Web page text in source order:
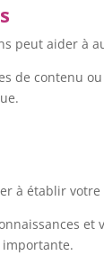
peut aider à
de contenu
à établir